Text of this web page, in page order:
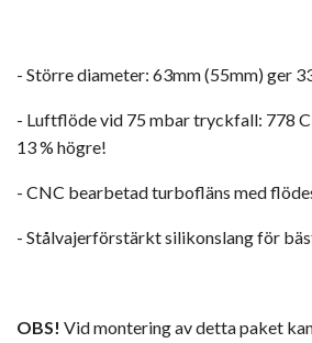
- Större diameter: 63mm (55mm) ger
- Luftflöde vid 75 mbar tryckfall: 778
13 % högre!
- CNC bearbetad turbofläns med
- Stålvajerförstärkt silikonslang för
OBS! Vid montering av detta paket